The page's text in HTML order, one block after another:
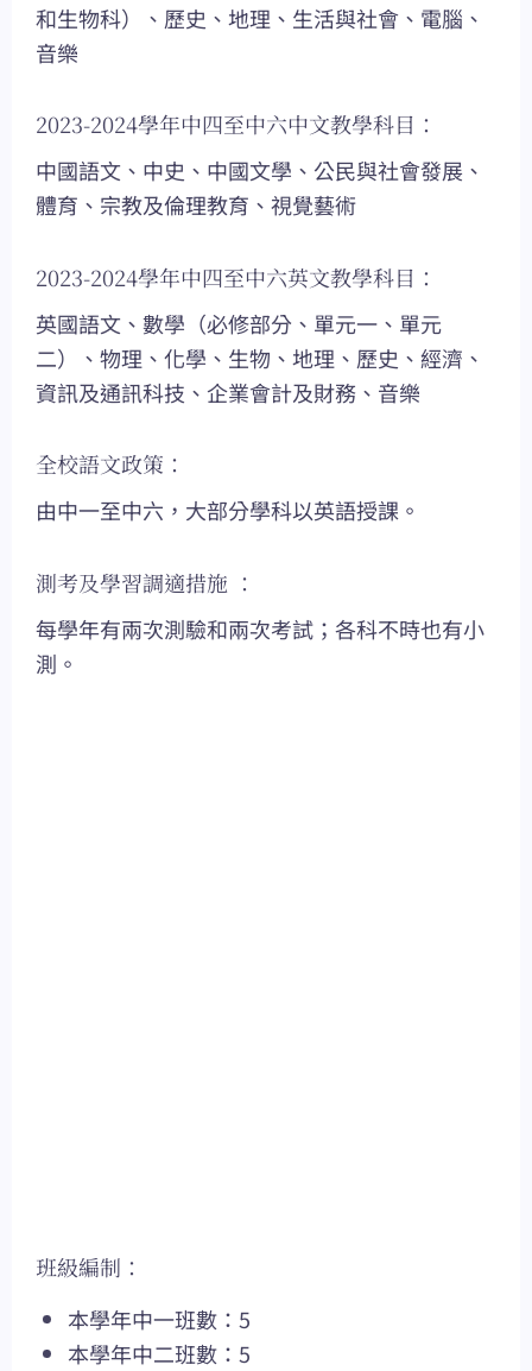
和生物科）、歷史、地理、生活與社會、電腦、
音樂
2023-2024學年中四至中六中文教學科目：
中國語文、中史、中國文學、公民與社會發展、
體育、宗教及倫理教育、視覺藝術
2023-2024學年中四至中六英文教學科目：
英國語文、數學（必修部分、單元一、單元
二）、物理、化學、生物、地理、歷史、經濟、
資訊及通訊科技、企業會計及財務、音樂
全校語文政策：
由中一至中六，大部分學科以英語授課。
測考及學習調適措施 ：
每學年有兩次測驗和兩次考試；各科不時也有小
測。
班級編制：
本學年中一班數：5
本學年中二班數：5